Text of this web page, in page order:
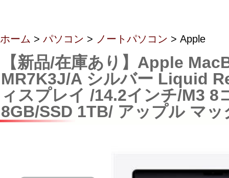
ホーム > パソコン > ノートパソコン > Apple
【新品/在庫あり】Apple
MR7K3J/A シルバー Liquid
ィスプレイ /14.2インチ/M3 8
8GB/SSD 1TB/ アップル マ